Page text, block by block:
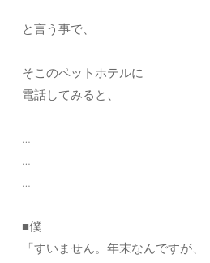
と言う事で、
そこのペットホテルに
電話してみると、
…
…
…
■僕
「すいません。年末なんですが、